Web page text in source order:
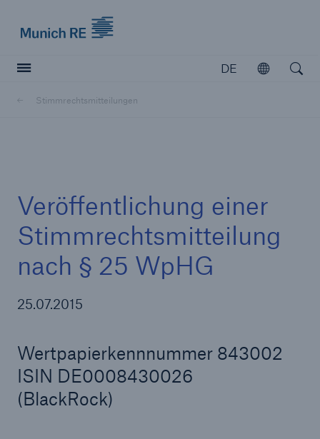
DE
Öffnen
Stimmrechtsmitteilungen
Veröffentlichung einer
Stimmrechtsmitteilung
nach § 25 WpHG
25.07.2015
Wertpapierkennnummer 843002
ISIN DE0008430026
(BlackRock)
Tech Trend Radar 2026
Our expert perspective for insurance